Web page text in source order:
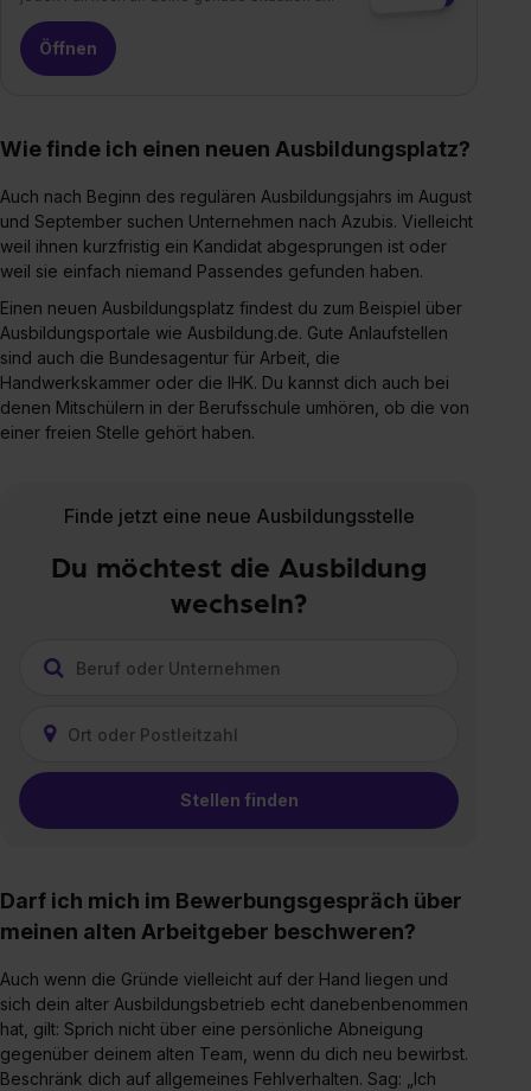
Wie finde ich einen neuen Ausbildungsplatz?
Auch nach Beginn des regulären Ausbildungsjahrs im August
und September suchen Unternehmen nach Azubis. Vielleicht
weil ihnen kurzfristig ein Kandidat abgesprungen ist oder
weil sie einfach niemand Passendes gefunden haben.
Einen neuen Ausbildungsplatz findest du zum Beispiel über
Ausbildungsportale wie Ausbildung.de. Gute Anlaufstellen
sind auch die Bundesagentur für Arbeit, die
Handwerkskammer oder die IHK. Du kannst dich auch bei
denen Mitschülern in der Berufsschule umhören, ob die von
einer freien Stelle gehört haben.
Du möchtest die Ausbildung
wechseln?
Finde jetzt eine neue Ausbildungsstelle
Stellen finden
Darf ich mich im Bewerbungsgespräch über
meinen alten Arbeitgeber beschweren?
Auch wenn die Gründe vielleicht auf der Hand liegen und
sich dein alter Ausbildungsbetrieb echt danebenbenommen
hat, gilt: Sprich nicht über eine persönliche Abneigung
gegenüber deinem alten Team, wenn du dich neu bewirbst.
Beschränk dich auf allgemeines Fehlverhalten. Sag: „Ich